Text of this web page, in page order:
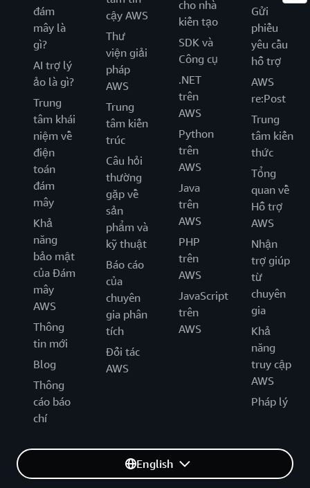
đám
mây là
gì?
AI trợ lý
ảo là gì?
Trung
tâm khái
niệm về
điện
toán
đám
mây
Khả
năng
bảo mật
của Đám
mây
AWS
Thông
tin mới
Blog
Thông
cáo báo
chí
cậy AWS
Thư
viện giải
pháp
AWS
Trung
tâm kiến
trúc
Câu hỏi
thường
gặp về
sản
phẩm và
kỹ thuật
Báo cáo
của
chuyên
gia phân
tích
Đối tác
AWS
cho nhà
kiến tạo
SDK và
Công cụ
.NET
trên
AWS
Python
trên
AWS
Java
trên
AWS
PHP
trên
AWS
JavaScript
trên
AWS
Gửi
phiếu
yêu cầu
hỗ trợ
AWS
re:Post
Trung
tâm kiến
thức
Tổng
quan về
Hỗ trợ
AWS
Nhận
trợ giúp
từ
chuyên
gia
Khả
năng
truy cập
AWS
Pháp lý
English